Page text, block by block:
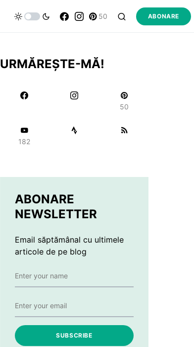
50 ABONARE
URMĂREȘTE-MĂ!
50
182
ABONARE
NEWSLETTER
Email săptămânal cu ultimele
articole de pe blog
SUBSCRIBE